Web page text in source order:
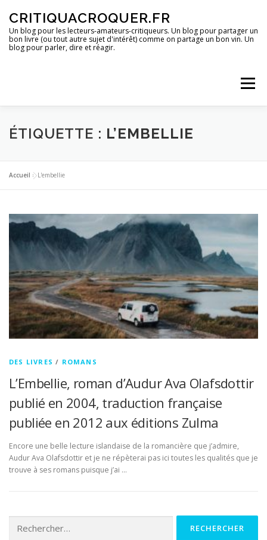
contenu
CRITIQUACROQUER.FR
Un blog pour les lecteurs-amateurs-critiqueurs. Un blog pour partager un
bon livre (ou tout autre sujet d'intérêt) comme on partage un bon vin. Un
blog pour parler, dire et réagir.
Menu
ACCUEIL UN BLOG ? DES LIVRES
DES IMAGES
DES BONS PLANS
ÉTIQUETTE : L’EMBELLIE
Accueil »L'embellie
DES LIVRES / ROMANS
L’Embellie, roman d’Audur Ava Olafsdottir
publié en 2004, traduction française
publiée en 2012 aux éditions Zulma
Encore une belle lecture islandaise de la romancière que j’admire,
Audur Ava Olafsdottir et je ne répèterai pas ici toutes les qualités que je
trouve à ses romans puisque j’ai …